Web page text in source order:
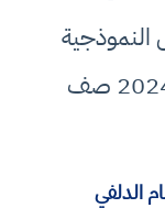
النموذجية
أسئلة فيزياء الوزاري دور اول 2024 صف
الدلفي